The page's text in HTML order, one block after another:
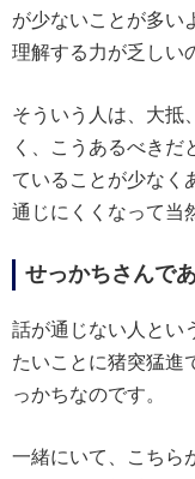
が少ないことが多い
理解する力が乏しい
そういう人は、大抵
く、こうあるべきだ
ていることが少なく
通じにくくなって当
せっかちさんで
話が通じない人とい
たいことに猪突猛進
っかちなのです。
一緒にいて、こちら